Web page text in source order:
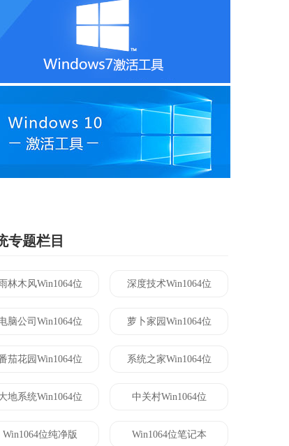
专题栏目
林木风Win1064位 深度技术Win1064位
脑公司Win1064位 萝卜家园Win1064位
茄花园Win1064位 系统之家Win1064位
地系统Win1064位 中关村Win1064位
Win1064位纯净版 Win1064位笔记本